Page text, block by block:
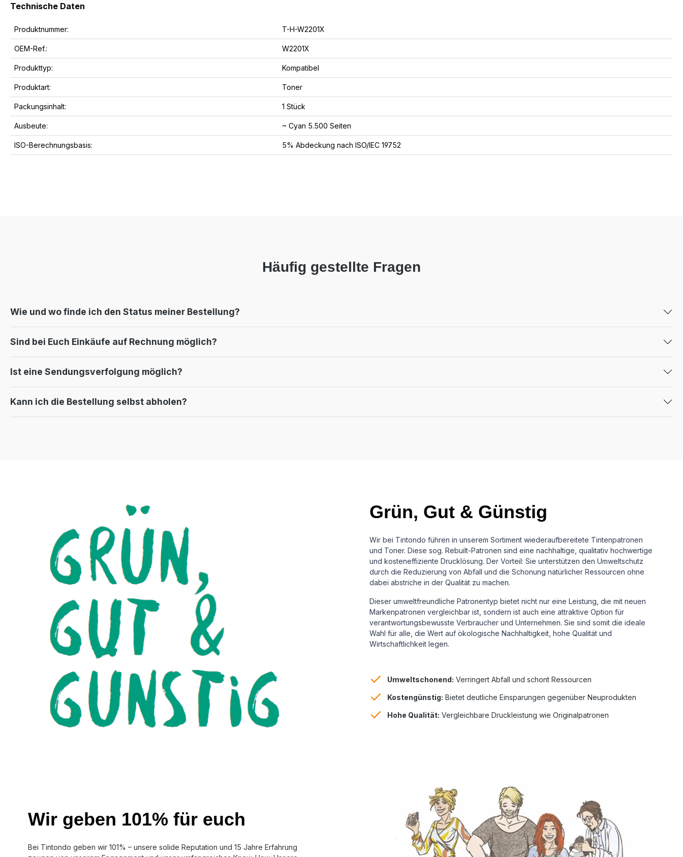
Technische Daten
Produktnummer: T-H-W2201X
OEM-Ref.: W2201X
Produkttyp: Kompatibel
Produktart: Toner
Packungsinhalt: 1 Stück
Ausbeute: ~ Cyan 5.500 Seiten
ISO-Berechnungsbasis: 5% Abdeckung nach ISO/IEC 19752
Häufig gestellte Fragen
Wie und wo finde ich den Status meiner Bestellung?
Sind bei Euch Einkäufe auf Rechnung möglich?
Ist eine Sendungsverfolgung möglich?
Kann ich die Bestellung selbst abholen?
Grün, Gut & Günstig
Wir bei Tintondo führen in unserem Sortiment wiederaufbereitete Tintenpatronen
und Toner. Diese sog. Rebuilt-Patronen sind eine nachhaltige, qualitativ hochwertige
und kosteneffiziente Drucklösung. Der Vorteil: Sie unterstützen den Umweltschutz
durch die Reduzierung von Abfall und die Schonung natürlicher Ressourcen ohne
dabei abstriche in der Qualität zu machen.
Dieser umweltfreundliche Patronentyp bietet nicht nur eine Leistung, die mit neuen
Markenpatronen vergleichbar ist, sondern ist auch eine attraktive Option für
verantwortungsbewusste Verbraucher und Unternehmen. Sie sind somit die ideale
Wahl für alle, die Wert auf ökologische Nachhaltigkeit, hohe Qualität und
Wirtschaftlichkeit legen.
Umweltschonend: Verringert Abfall und schont Ressourcen
Kostengünstig: Bietet deutliche Einsparungen gegenüber Neuprodukten
Hohe Qualität: Vergleichbare Druckleistung wie Originalpatronen
Wir geben 101% für euch
Bei Tintondo geben wir 101% – unsere solide Reputation und 15 Jahre Erfahrung